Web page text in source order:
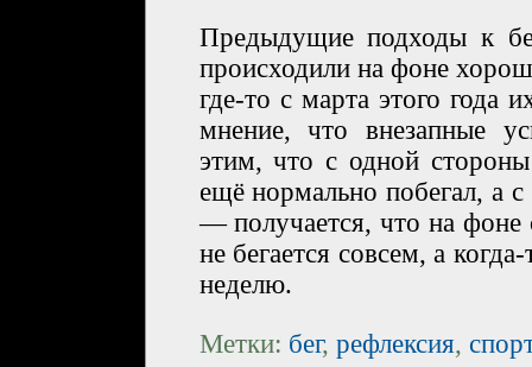
Предыдущие подходы к
происходили на фоне
где-то с марта этого года
мнение, что внезапные
этим, что с одной
ещё нормально побегал, а
— получается, что на фоне
не бегается совсем, а
неделю.
Метки: бег, рефлексия,